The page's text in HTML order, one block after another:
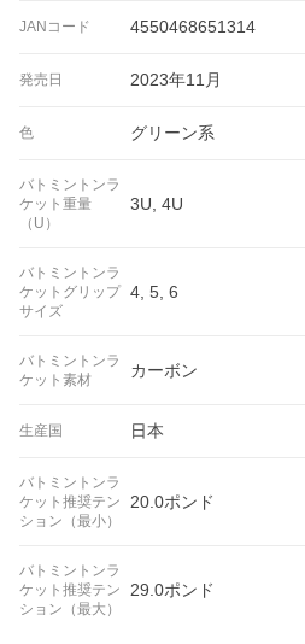
JANコード 4550468651314
発売日 2023年11月
色 グリーン系
バトミントンラ
ケット重量
（U）
3U, 4U
バトミントンラ
ケットグリップ
サイズ
4, 5, 6
バトミントンラ
ケット素材
カーボン
生産国 日本
バトミントンラ
ケット推奨テン
ション（最小）
20.0ポンド
バトミントンラ
ケット推奨テン
ション（最大）
29.0ポンド